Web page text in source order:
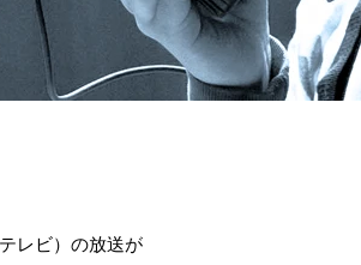
レビ）の放送が